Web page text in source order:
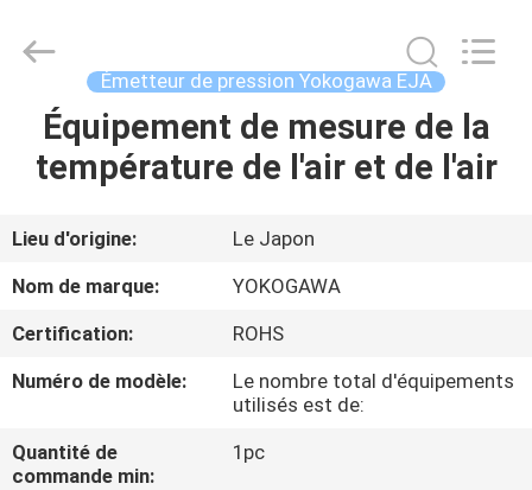
LA
PRODUITS
PROPOS
DE
NOUS
INDUSTRY
Reserved.
Émetteur de pression Yokogawa EJA
Équipement de mesure de la
température de l'air et de l'air
Lieu d'origine:
Le Japon
Nom de marque:
YOKOGAWA
Certification:
ROHS
Numéro de modèle:
Le nombre total d'équipements
utilisés est de:
Quantité de
commande min:
1pc